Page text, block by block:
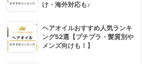
け・海外対応も♪
ヘアオイルおすすめ人気ランキ
ング52選【プチプラ・髪質別や
メンズ向けも！】